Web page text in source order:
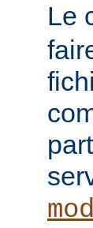
Le